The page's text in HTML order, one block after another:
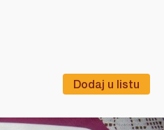
Dodaj u listu